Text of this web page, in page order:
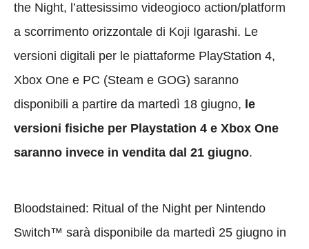
the Night, l’attesissimo videogioco action/platform
a scorrimento orizzontale di Koji Igarashi. Le
versioni digitali per le piattaforme PlayStation 4,
Xbox One e PC (Steam e GOG) saranno
disponibili a partire da martedì 18 giugno, le
versioni fisiche per Playstation 4 e Xbox One
saranno invece in vendita dal 21 giugno.
Bloodstained: Ritual of the Night per Nintendo
Switch™ sarà disponibile da martedì 25 giugno in